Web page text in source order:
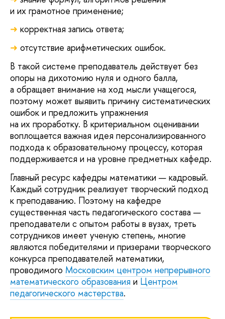
и их грамотное применение;
корректная запись ответа;
отсутствие арифметических ошибок.
В такой системе преподаватель действует без
опоры на дихотомию нуля и одного балла,
а обращает внимание на ход мысли учащегося,
поэтому может выявить причину систематических
ошибок и предложить упражнения
на их проработку. В критериальном оценивании
воплощается важная идея персонализированного
подхода к образовательному процессу, которая
поддерживается и на уровне предметных кафедр.
Главный ресурс кафедры математики — кадровый.
Каждый сотрудник реализует творческий подход
к преподаванию. Поэтому на кафедре
существенная часть педагогического состава —
преподаватели с опытом работы в вузах, треть
сотрудников имеет ученую степень, многие
являются победителями и призерами творческого
конкурса преподавателей математики,
проводимого Московским центром непрерывного
математического образования и Центром
педагогического мастерства.